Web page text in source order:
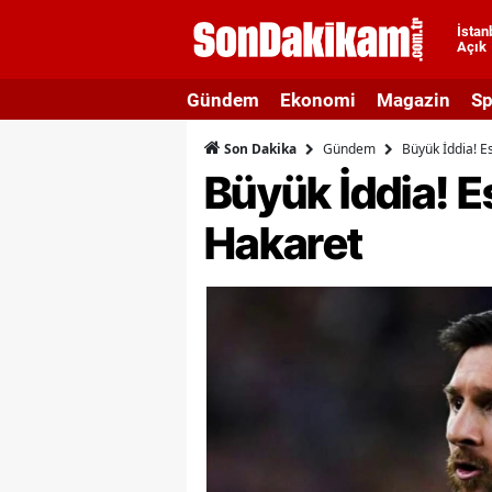
Açık
Gündem Ekonomi Magazin
Son Dakika Gündem Büyük İddia!
Büyük İddia!
Hakaret